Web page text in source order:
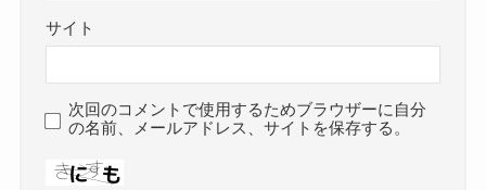
サイト
次回のコメントで使用するためブラウザーに自分
の名前、メールアドレス、サイトを保存する。